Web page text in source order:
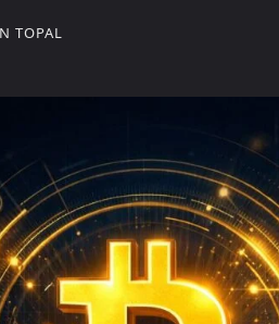
TOPAL